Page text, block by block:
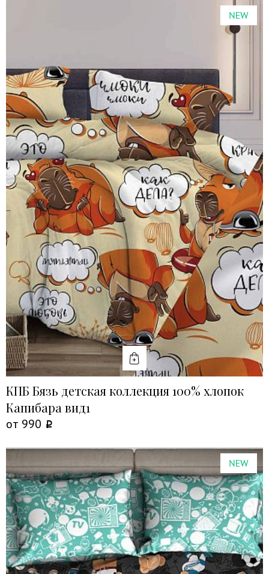
КУПИТЬ
КПБ Бязь детская коллекция 100% хлопок
Капибара вид1
от 990